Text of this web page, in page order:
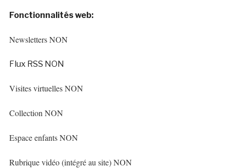
Fonctionnalités web:
Newsletters NON
Flux RSS NON
Visites virtuelles NON
Collection NON
Espace enfants NON
Rubrique vidéo (intégré au site) NON